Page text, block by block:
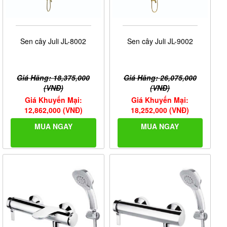
Sen cây Juli JL-8002
Giá Hãng: 18,375,000
(VNĐ)
Giá Khuyến Mại:
12,862,000 (VNĐ)
MUA NGAY
Sen cây Juli JL-9002
Giá Hãng: 26,075,000
(VNĐ)
Giá Khuyến Mại:
18,252,000 (VNĐ)
MUA NGAY